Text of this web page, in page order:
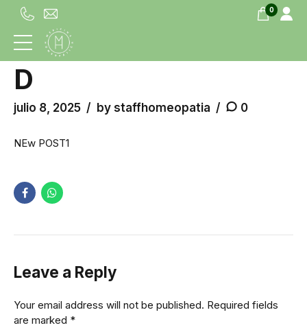
0
NEW
D
julio 8, 2025 by staffhomeopatia 0
NEw POST1
Leave a Reply
Your email address will not be published. Required fields
are marked *